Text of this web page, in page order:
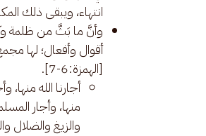
انتهاء، ويبقى ذلك
وأنَّ ما بَثَّ من ظلمة
أقوال وأفعال؛ لها
[الهمزة:6-7].
أجارنا الله منها،
منها، وأجار
والزيغ والضلال